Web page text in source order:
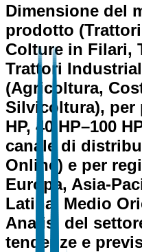
Dimensione del
prodotto
Colture in Filari,
Trattori
(Agricoltura,
Silvicoltura), per
HP, 40 HP–100
canale di
Online) e per
Europa, Asia-
Latina, Medio
Analisi del
tendenze e